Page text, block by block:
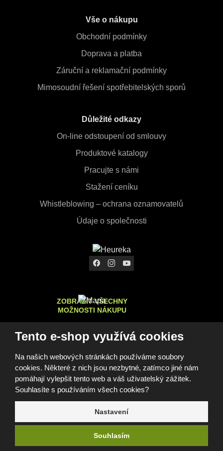
Tento e-shop využívá cookies
Na našich webových stránkách používáme soubory
cookies. Některé z nich jsou nezbytné, zatímco jiné nám
pomáhají vylepšit tento web a váš uživatelský zážitek.
Souhlasíte s používáním všech cookies?
Nastavení
Souhlasím
Vše o nákupu
Obchodní podmínky
Doprava a platba
Záruční a reklamační podmínky
Mimosoudní řešení spotřebitelských sporů
Důležité odkazy
On-line odstoupení od smlouvy
Produktové katalogy
Pracujte s námi
Stažení ceníku
Whistleblowing – ochrana oznamovatelů
Údaje o společnosti
ZOBRAZIT VŠECHNY
MOŽNOSTI NÁKUPU
© 2026, FOMEI s.r.o.
Prohlášení o přístupnostiMapa stránekGDPR Cookies
Nastavení cookies
Tento web je chráněn pomocí Google ReCAPTCHA a platí pro
zásady ochrany osobních údajů
e
R